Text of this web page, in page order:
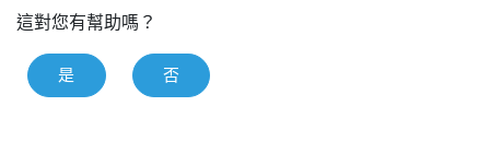
這對您有幫助嗎？
是 否